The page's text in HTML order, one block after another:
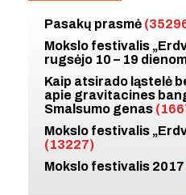
Pasakų prasmė
Mokslo festivalis
rugsėjo 10 – 19
Kaip atsirado ląstelė
apie gravitacines
Smalsumo genas
Mokslo festivalis
(13227)
Mokslo festivalis 2017